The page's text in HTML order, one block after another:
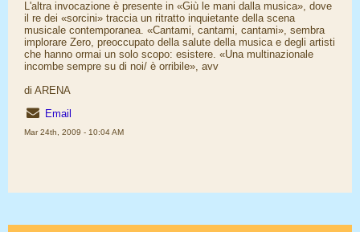
L'altra invocazione è presente in «Giù le mani dalla musica», dove
il re dei «sorcini» traccia un ritratto inquietante della scena
musicale contemporanea. «Cantami, cantami, cantami», sembra
implorare Zero, preoccupato della salute della musica e degli artisti
che hanno ormai un solo scopo: esistere. «Una multinazionale
incombe sempre su di noi/ è orribile», avv
di ARENA
Email
Mar 24th, 2009 - 10:04 AM